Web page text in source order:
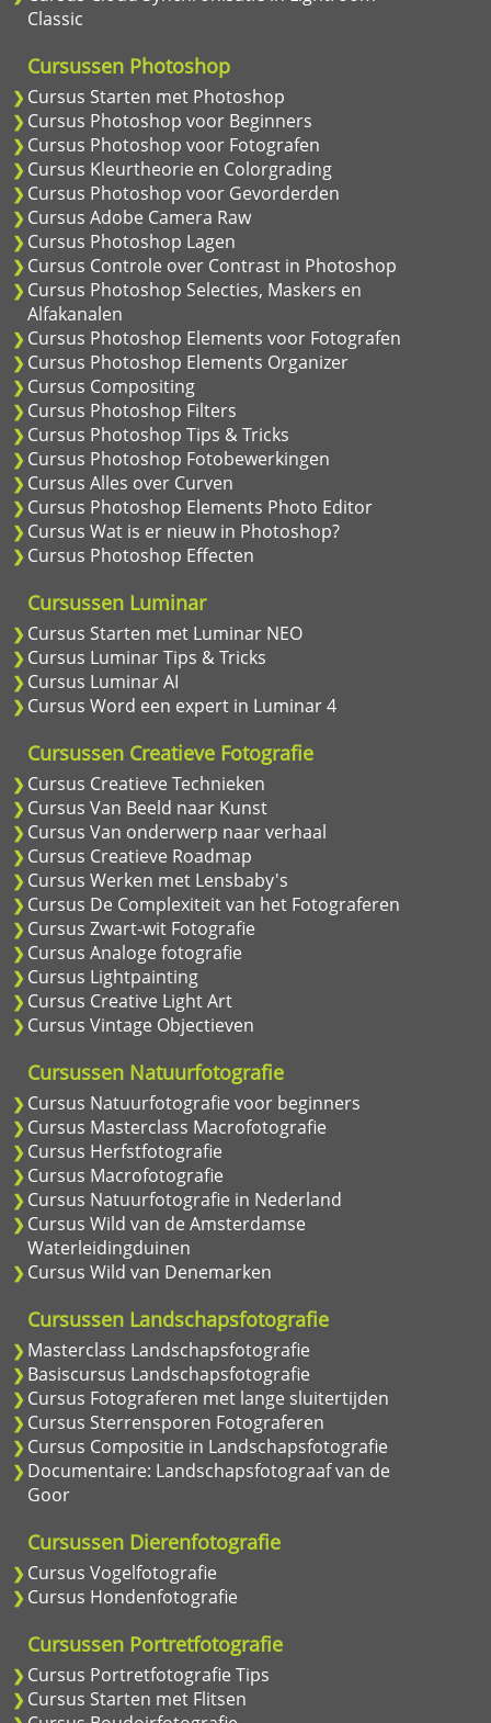
Classic
Cursussen Photoshop
Cursus Starten met Photoshop
Cursus Photoshop voor Beginners
Cursus Photoshop voor Fotografen
Cursus Kleurtheorie en Colorgrading
Cursus Photoshop voor Gevorderden
Cursus Adobe Camera Raw
Cursus Photoshop Lagen
Cursus Controle over Contrast in Photoshop
Cursus Photoshop Selecties, Maskers en
Alfakanalen
Cursus Photoshop Elements voor Fotografen
Cursus Photoshop Elements Organizer
Cursus Compositing
Cursus Photoshop Filters
Cursus Photoshop Tips & Tricks
Cursus Photoshop Fotobewerkingen
Cursus Alles over Curven
Cursus Photoshop Elements Photo Editor
Cursus Wat is er nieuw in Photoshop?
Cursus Photoshop Effecten
Cursussen Luminar
Cursus Starten met Luminar NEO
Cursus Luminar Tips & Tricks
Cursus Luminar AI
Cursus Word een expert in Luminar 4
Cursussen Creatieve Fotografie
Cursus Creatieve Technieken
Cursus Van Beeld naar Kunst
Cursus Van onderwerp naar verhaal
Cursus Creatieve Roadmap
Cursus Werken met Lensbaby's
Cursus De Complexiteit van het Fotograferen
Cursus Zwart-wit Fotografie
Cursus Analoge fotografie
Cursus Lightpainting
Cursus Creative Light Art
Cursus Vintage Objectieven
Cursussen Natuurfotografie
Cursus Natuurfotografie voor beginners
Cursus Masterclass Macrofotografie
Cursus Herfstfotografie
Cursus Macrofotografie
Cursus Natuurfotografie in Nederland
Cursus Wild van de Amsterdamse
Waterleidingduinen
Cursus Wild van Denemarken
Cursussen Landschapsfotografie
Masterclass Landschapsfotografie
Basiscursus Landschapsfotografie
Cursus Fotograferen met lange sluitertijden
Cursus Sterrensporen Fotograferen
Cursus Compositie in Landschapsfotografie
Documentaire: Landschapsfotograaf van de
Goor
Cursussen Dierenfotografie
Cursus Vogelfotografie
Cursus Hondenfotografie
Cursussen Portretfotografie
Cursus Portretfotografie Tips
Cursus Starten met Flitsen